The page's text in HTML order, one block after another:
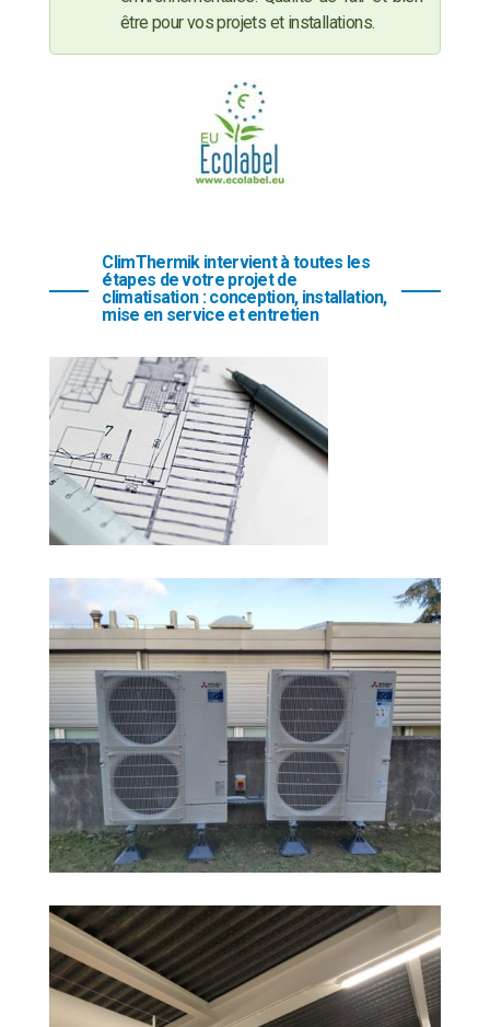
être pour vos projets et installations.
ClimThermik intervient à toutes les
étapes de votre projet de
climatisation : conception, installation,
mise en service et entretien